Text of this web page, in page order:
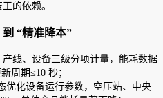
的依赖。
“精准降本”
产线、设备三级分项计量，能耗数据
周期≤10 秒；
优化设备运行参数，空压站、中央